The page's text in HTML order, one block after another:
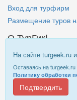
На сайте turgeek.ru
Оставаясь на
Политику обработки
Подтвердить
Вход для турфирм
Размещение туров
О ТурГик!
Кто такой ТурГик?
Правовая